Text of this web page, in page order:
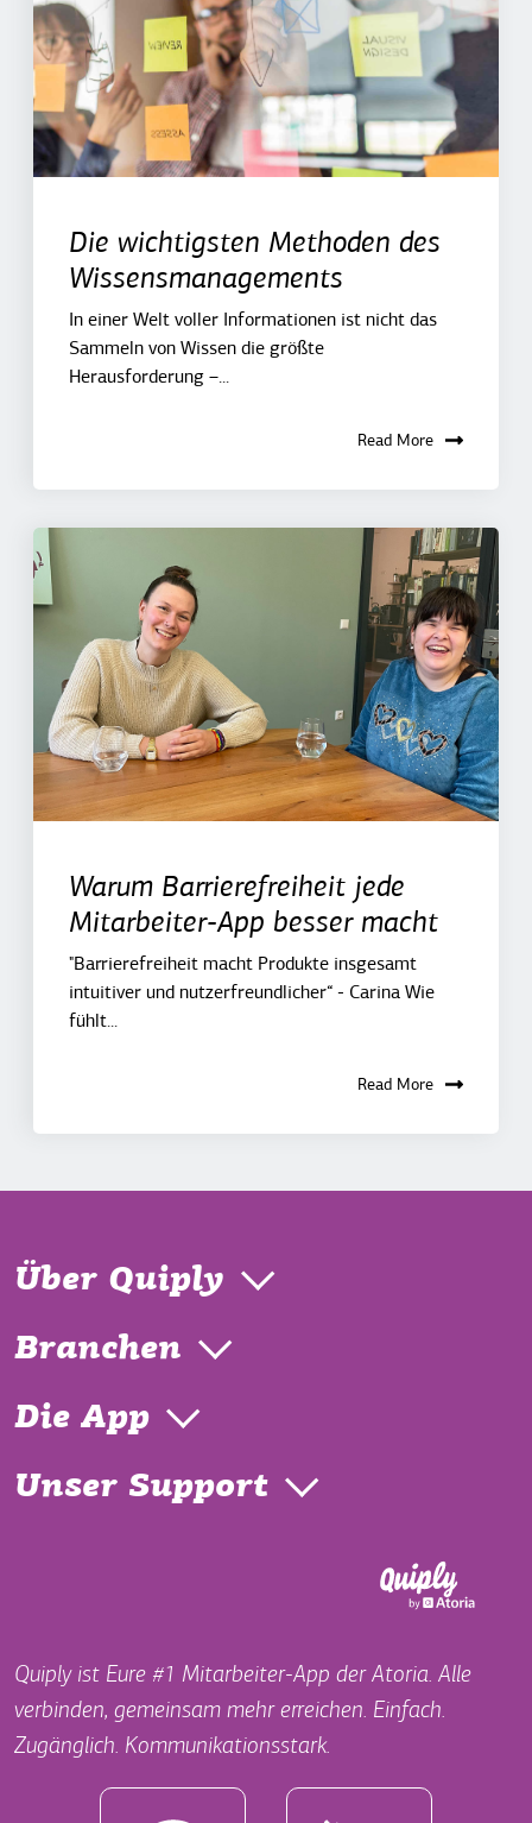
Die wichtigsten Methoden des
Wissensmanagements
In einer Welt voller Informationen ist nicht das
Sammeln von Wissen die größte
Herausforderung –...
Read More
Warum Barrierefreiheit jede
Mitarbeiter-App besser macht
"Barrierefreiheit macht Produkte insgesamt
intuitiver und nutzerfreundlicher“ - Carina Wie
fühlt...
Read More
Über Quiply
Branchen
Die App
Unser Support
Quiply ist Eure #1 Mitarbeiter-App der Atoria. Alle
verbinden, gemeinsam mehr erreichen. Einfach.
Zugänglich. Kommunikationsstark.